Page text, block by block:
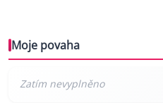
Moje povaha